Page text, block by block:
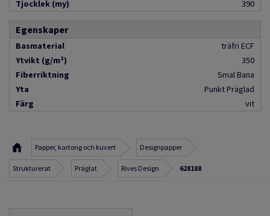
Tjocklek (my)
390
Egenskaper
Basmaterial
träfri ECF
Ytvikt (g/m²)
350
Fiberriktning
Smal Bana
Yta
Punkt Präglad
Färg
vit
Papper, kartong och kuvert Designpapper
Strukturerat Präglat Rives Design 628188